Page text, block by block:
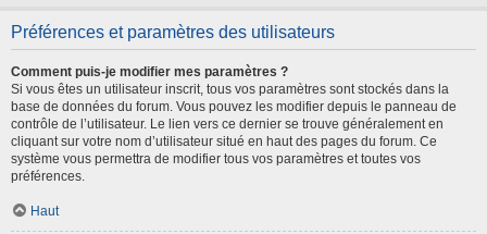
Préférences et paramètres des utilisateurs
Comment puis-je modifier mes paramètres ?
Si vous êtes un utilisateur inscrit, tous vos paramètres sont stockés dans la
base de données du forum. Vous pouvez les modifier depuis le panneau de
contrôle de l’utilisateur. Le lien vers ce dernier se trouve généralement en
cliquant sur votre nom d’utilisateur situé en haut des pages du forum. Ce
système vous permettra de modifier tous vos paramètres et toutes vos
préférences.
Haut